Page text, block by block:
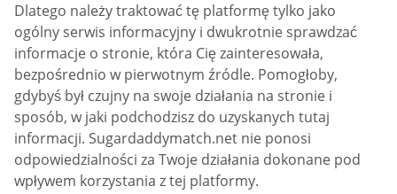
Dlatego należy traktować tę platformę tylko jako
ogólny serwis informacyjny i dwukrotnie sprawdzać
informacje o stronie, która Cię zainteresowała,
bezpośrednio w pierwotnym źródle. Pomogłoby,
gdybyś był czujny na swoje działania na stronie i
sposób, w jaki podchodzisz do uzyskanych tutaj
informacji. Sugardaddymatch.net nie ponosi
odpowiedzialności za Twoje działania dokonane pod
wpływem korzystania z tej platformy.